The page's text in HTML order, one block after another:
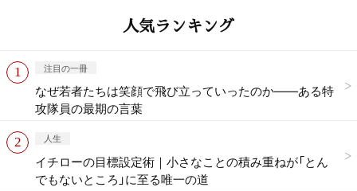
人気ランキング
注目の一冊
なぜ若者たちは笑顔で飛び立っていったのか——ある特
攻隊員の最期の言葉
人生
イチローの目標設定術｜小さなことの積み重ねが「とん
でもないところ」に至る唯一の道